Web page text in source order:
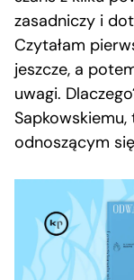
zasadniczy i
Czytałam
jeszcze, a
uwagi.
Sapkowskiemu,
odnoszącym